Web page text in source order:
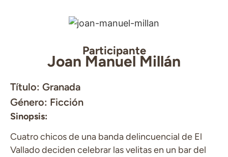
Participante
Joan Manuel Millán
Título: Granada
Género: Ficción
Sinopsis:
Cuatro chicos de una banda delincuencial de El
Vallado deciden celebrar las velitas en un bar del